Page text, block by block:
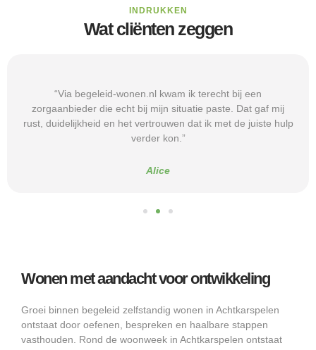
INDRUKKEN
Wat cliënten zeggen
“Via begeleid-wonen.nl kwam ik terecht bij een
zorgaanbieder die echt bij mijn situatie paste. Dat gaf mij
rust, duidelijkheid en het vertrouwen dat ik met de juiste hulp
verder kon.”
Alice
Wonen met aandacht voor ontwikkeling
Groei binnen begeleid zelfstandig wonen in Achtkarspelen
ontstaat door oefenen, bespreken en haalbare stappen
vasthouden. Rond de woonweek in Achtkarspelen ontstaat